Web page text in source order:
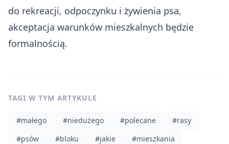
do rekreacji, odpoczynku i żywienia psa,
akceptacja warunków mieszkalnych będzie
formalnością.
TAGI W TYM ARTYKULE
#małego #niedużego #polecane #rasy
#psów #bloku #jakie #mieszkania